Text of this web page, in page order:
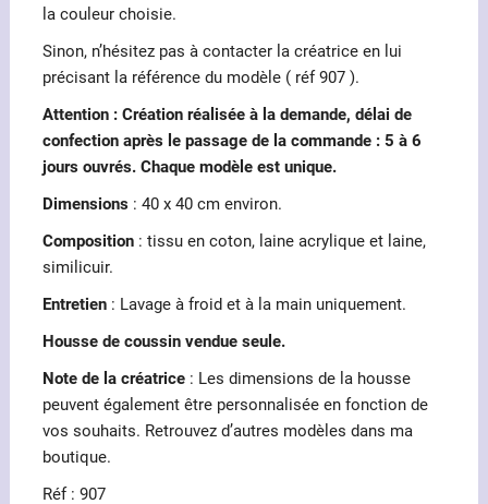
la couleur choisie.
Sinon, n’hésitez pas à contacter la créatrice en lui
précisant la référence du modèle ( réf 907 ).
Attention : Création réalisée à la demande, délai de
confection après le passage de la commande : 5 à 6
jours ouvrés. Chaque modèle est unique.
Dimensions: 40 x 40 cm environ.
Composition: tissu en coton, laine acrylique et laine,
similicuir.
Entretien: Lavage à froid et à la main uniquement.
Housse de coussin vendue seule.
Note de la créatrice: Les dimensions de la housse
peuvent également être personnalisée en fonction de
vos souhaits. Retrouvez d’autres modèles dans ma
boutique.
Réf : 907